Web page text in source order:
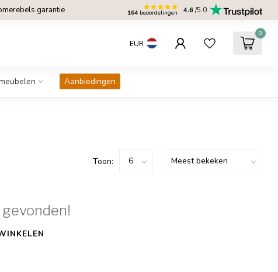
garantie 164 beoordelingen 4.6 /5.0
EUR
0
Aanbiedingen
Toon: